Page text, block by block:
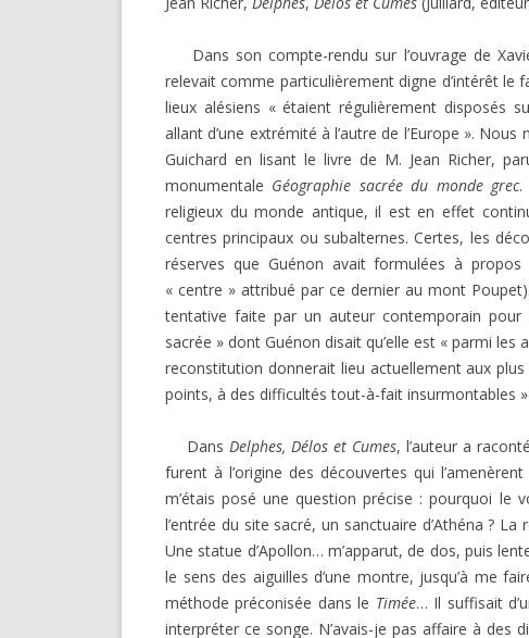
DARKNESS VISIBLE PARTIE 1
COMPTE RENDU E.T. N° 500
LE RITUEL EN MAÇONNERIE
L’ARCHE VIVANTE DES SYMBOLES
MULTITUDE ( I ) :
MISES EN GARDE
SUR UN ARTICLE DE VLT
Dans son compte-rendu sur l’ouvrage de
relevait comme particulièrement digne d’intérêt le
lieux alésiens « étaient régulièrement disposés
allant d’une extrémité à l’autre de l’Europe ».
Guichard en lisant le livre de M. Jean Richer,
monumentale Géographie sacrée du monde grec.
religieux du monde antique, il est en effet
centres principaux ou subalternes. Certes, les
réserves que Guénon avait formulées à
« centre » attribué par ce dernier au mont
tentative faite par un auteur contemporain
sacrée » dont Guénon disait qu’elle est « parmi
reconstitution donnerait lieu actuellement aux
points, à des difficultés tout-à-fait insurmontables
DansDelphes, Délos et Cumes, l’auteur a
furent à l’origine des découvertes qui
m’étais posé une question précise : pourquoi le
l’entrée du site sacré, un sanctuaire d’Athéna ?
Une statue d’Apollon… m’apparut, de dos, puis
le sens des aiguilles d’une montre, jusqu’à me
méthode préconisée dans le Timée… Il suffisait
interpréter ce songe. N’avais-je pas affaire à des